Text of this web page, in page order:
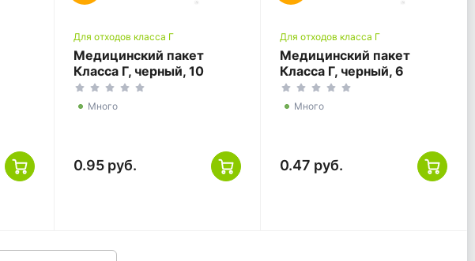
Для отходов класса Г
Медицинский пакет
Класса Г, черный, 10
литров, 330*600
Много
0.95 руб.
Для отходов класса Г
Медицинский пакет
Класса Г, черный, 6
литров, 330*300
Много
0.47 руб.